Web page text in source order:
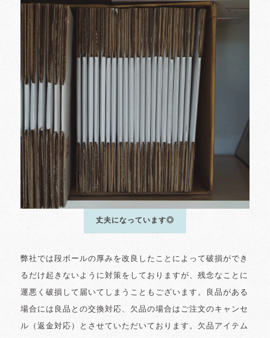
丈夫になっています◎
弊社では段ボールの厚みを改良したことによって破損ができ
るだけ起きないように対策をしておりますが、残念なことに
運悪く破損して届いてしまうこともございます。良品がある
場合には良品との交換対応、欠品の場合はご注文のキャンセ
ル（返金対応）とさせていただいております。欠品アイテム